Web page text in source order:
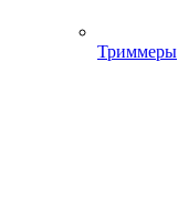
Триммеры